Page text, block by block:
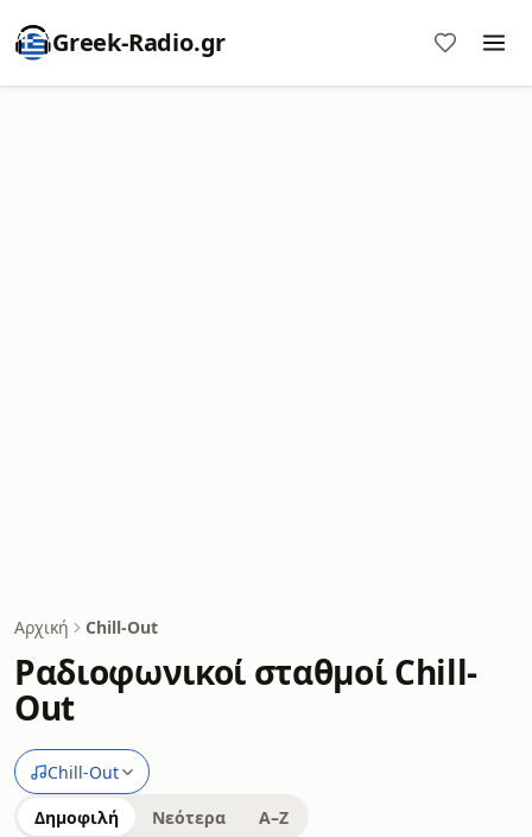
Greek-Radio.gr
Αρχική Chill-Out
Ραδιοφωνικοί σταθμοί Chill-
Out
Chill-Out
Δημοφιλή Νεότερα A–Z